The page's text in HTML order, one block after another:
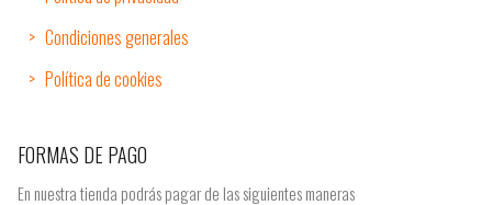
Condiciones generales
Política de cookies
FORMAS DE PAGO
En nuestra tienda podrás pagar de las siguientes maneras